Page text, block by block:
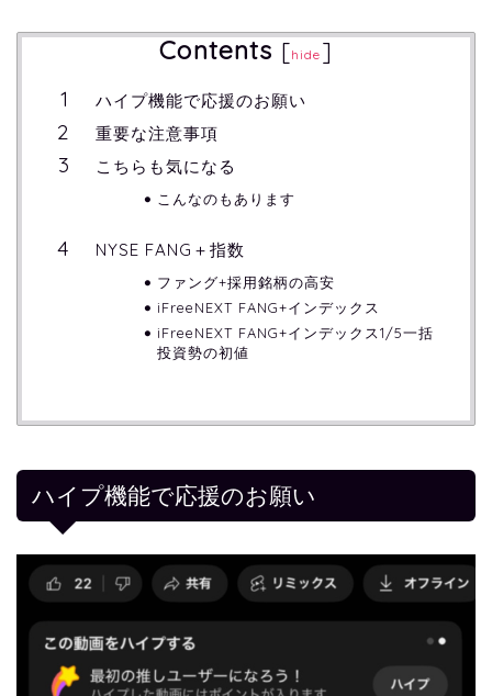
Contents [hide ]
ハイプ機能で応援のお願い
重要な注意事項
こちらも気になる
こんなのもあります
NYSE FANG＋指数
ファング+採用銘柄の高安
iFreeNEXT FANG+インデックス
iFreeNEXT FANG+インデックス1/5一括
投資勢の初値
ハイプ機能で応援のお願い